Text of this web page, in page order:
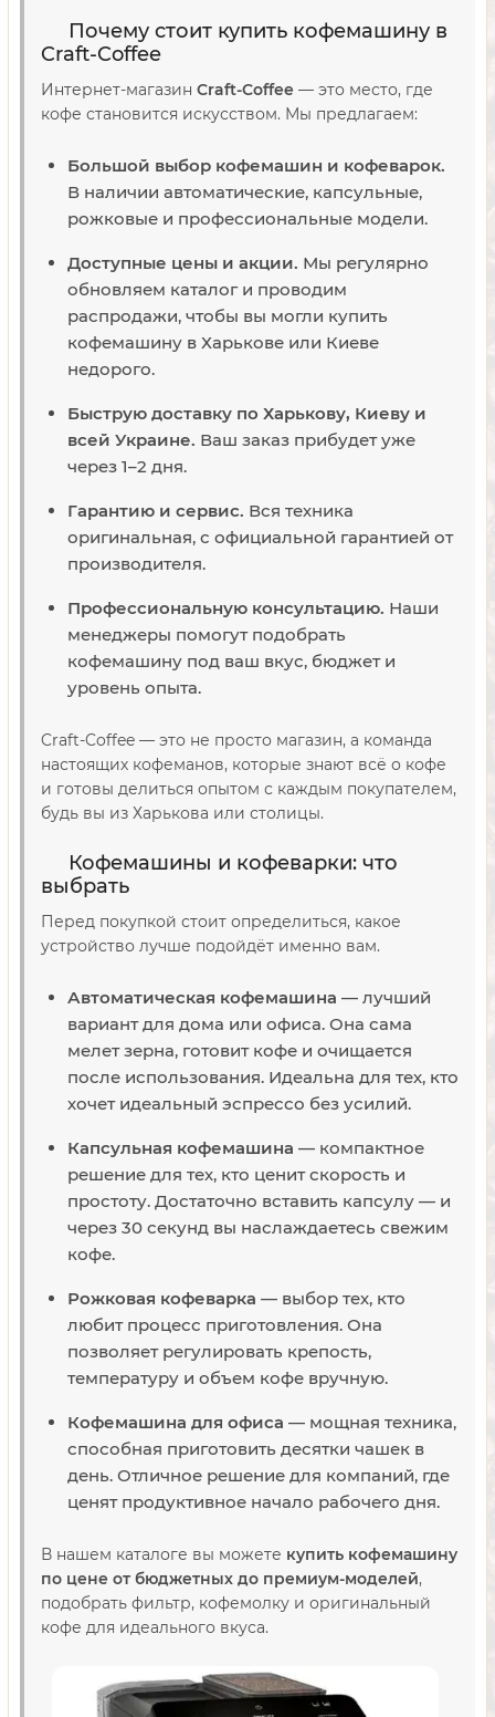
Почему стоит купить кофемашину в
Craft-Coffee
Интернет-магазин Craft-Coffee — это место, где
кофе становится искусством. Мы предлагаем:
Большой выбор кофемашин и кофеварок.
В наличии автоматические, капсульные,
рожковые и профессиональные модели.
Доступные цены и акции. Мы регулярно
обновляем каталог и проводим
распродажи, чтобы вы могли купить
кофемашину в Харькове или Киеве
недорого.
Быструю доставку по Харькову, Киеву и
всей Украине. Ваш заказ прибудет уже
через 1–2 дня.
Гарантию и сервис. Вся техника
оригинальная, с официальной гарантией от
производителя.
Профессиональную консультацию. Наши
менеджеры помогут подобрать
кофемашину под ваш вкус, бюджет и
уровень опыта.
Craft-Coffee — это не просто магазин, а команда
настоящих кофеманов, которые знают всё о кофе
и готовы делиться опытом с каждым покупателем,
будь вы из Харькова или столицы.
Кофемашины и кофеварки: что
выбрать
Перед покупкой стоит определиться, какое
устройство лучше подойдёт именно вам.
Автоматическая кофемашина — лучший
вариант для дома или офиса. Она сама
мелет зерна, готовит кофе и очищается
после использования. Идеальна для тех, кто
хочет идеальный эспрессо без усилий.
Капсульная кофемашина — компактное
решение для тех, кто ценит скорость и
простоту. Достаточно вставить капсулу — и
через 30 секунд вы наслаждаетесь свежим
кофе.
Рожковая кофеварка — выбор тех, кто
любит процесс приготовления. Она
позволяет регулировать крепость,
температуру и объем кофе вручную.
Кофемашина для офиса — мощная техника,
способная приготовить десятки чашек в
день. Отличное решение для компаний, где
ценят продуктивное начало рабочего дня.
В нашем каталоге вы можете купить кофемашину
по цене от бюджетных до премиум-моделей,
подобрать фильтр, кофемолку и оригинальный
кофе для идеального вкуса.